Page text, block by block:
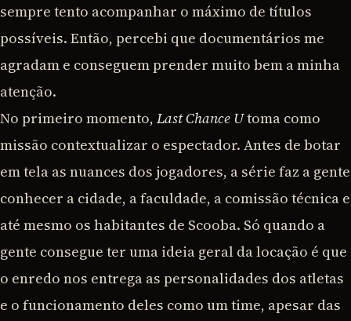
sempre tento acompanhar o máximo de títulos
possíveis. Então, percebi que documentários me
agradam e conseguem prender muito bem a minha
atenção.
No primeiro momento, Last Chance Utoma como
missão contextualizar o espectador. Antes de botar
em tela as nuances dos jogadores, a série faz a gente
conhecer a cidade, a faculdade, a comissão técnica e
até mesmo os habitantes de Scooba. Só quando a
gente consegue ter uma ideia geral da locação é que
o enredo nos entrega as personalidades dos atletas
e o funcionamento deles como um time, apesar das